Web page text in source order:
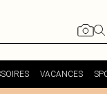
VACANCES